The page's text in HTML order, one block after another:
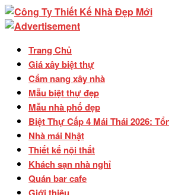
Trang Chủ
Giá xây biệt thự
Cẩm nang xây nhà
Mẫu biệt thự đẹp
Mẫu nhà phố đẹp
Biệt Thự Cấp 4 Mái Thái 2026:
Nhà mái Nhật
Thiết kế nội thất
Khách sạn nhà nghỉ
Quán bar cafe